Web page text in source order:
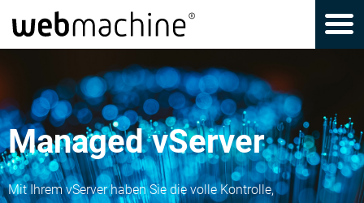
Managed vServer
Mit Ihrem vServer haben Sie die volle Kontrolle,